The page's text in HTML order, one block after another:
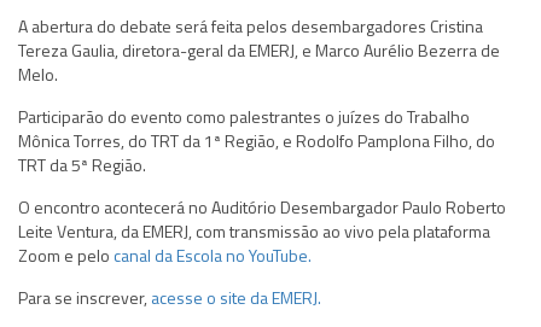
A abertura do debate será feita pelos desembargadores Cristina
Tereza Gaulia, diretora-geral da EMERJ, e Marco Aurélio Bezerra de
Melo.
Participarão do evento como palestrantes o juízes do Trabalho
Mônica Torres, do TRT da 1ª Região, e Rodolfo Pamplona Filho, do
TRT da 5ª Região.
O encontro acontecerá no Auditório Desembargador Paulo Roberto
Leite Ventura, da EMERJ, com transmissão ao vivo pela plataforma
Zoom e pelocanal da Escola no YouTube.
Para se inscrever, acesse o site da EMERJ.